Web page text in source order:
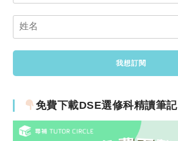
免費下載DSE選修科精讀筆記